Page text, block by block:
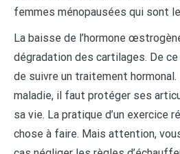
femmes ménopausées qui sont
La baisse de l’hormone
dégradation des cartilages. De
de suivre un traitement
maladie, il faut protéger ses
sa vie. La pratique d’un exercice
chose à faire. Mais attention,